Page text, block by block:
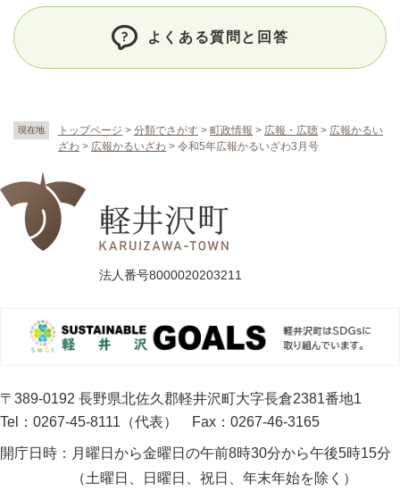
現在地 トップページ > 分類でさがす > 町政情報 > 広報・広聴 > 広報かるい
ざわ > 広報かるいざわ > 令和5年広報かるいざわ3月号
よくある質問と回答
法人番号8000020203211
〒389-0192 長野県北佐久郡軽井沢町大字長倉2381番地1
Tel：0267-45-8111（代表）
Fax：0267-46-3165
開庁日時： 月曜日から金曜日の午前8時30分から午後5時15分
（土曜日、日曜日、祝日、年末年始を除く）